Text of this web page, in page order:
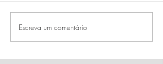
Escreva um comentário